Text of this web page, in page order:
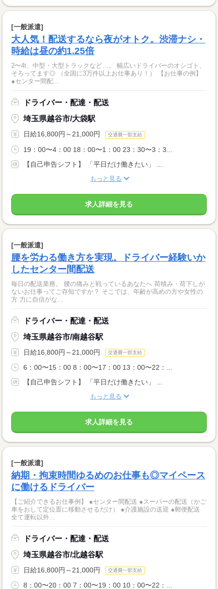
[一般派遣]
大人気！配送するなら夜がオトク。渋滞ナシ・
時給は昼の約1.25倍
2〜4t、中型・大型トラックなど…。 幅広いドライバーのオシゴト、
そろってます◎ （全国に3万件以上お仕事あり！） 【お仕事の例】
●センター間配...
ドライバー・配達・配送
埼玉県越谷市/大袋駅
日給16,800円～21,000円 交通費一部支給
19：00〜4：00 18：00〜1：00 23：30〜3：3...
【自己申告シフト】 「平日だけ働きたい」 ...
もっと見る
求人詳細を見る
[一般派遣]
腰を労わる働き方を実現。ドライバー経験いか
したセンター間配送
毎日の配送業務。 腰の痛みと戦っているあなたへ 荷積み・荷下しが
ないお仕事ってご存知ですか？ そこでは、年齢が高めの方や女性の
方 力に自信がな...
ドライバー・配達・配送
埼玉県越谷市/南越谷駅
日給16,800円～21,000円 交通費一部支給
6：00〜15：00 8：00〜17：00 13：00〜22：...
【自己申告シフト】 「平日だけ働きたい」 ...
もっと見る
求人詳細を見る
[一般派遣]
納期・拘束時間ゆるめのお仕事も◎マイペース
に働けるドライバー
【ご紹介できるお仕事例】 ●センター間配送 ●スーパーの配送（かご
車をおして定位置に移動させるだけ） ●介護施設の送迎 ●郵便配送
全て運転以外...
ドライバー・配達・配送
埼玉県越谷市/北越谷駅
日給16,800円～21,000円 交通費一部支給
8：00〜20：00 7：00〜19：00 10：00〜22：...